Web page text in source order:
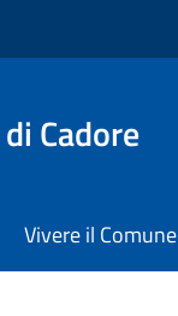
Cadore
Vivere il Comune